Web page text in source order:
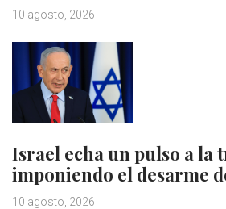
10 agosto, 2026
Israel echa un pulso a la
imponiendo el desarme
10 agosto, 2026